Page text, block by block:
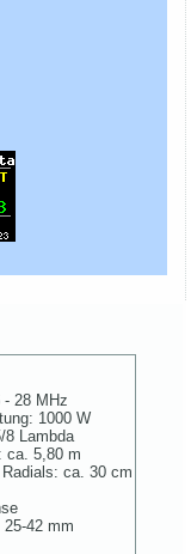
- 28 MHz
1000 W
8 Lambda
ca. 5,80 m
ca. 30 cm
42 mm